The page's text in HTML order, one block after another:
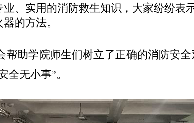
、实用的消防救生知识，大家纷纷表
的方法。
助学院师生们树立了正确的消防安全
全无小事”。